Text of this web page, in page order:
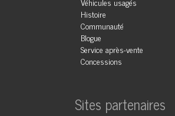
Histoire
Communauté
Blogue
Service après-vente
Concessions
Sites partenaires